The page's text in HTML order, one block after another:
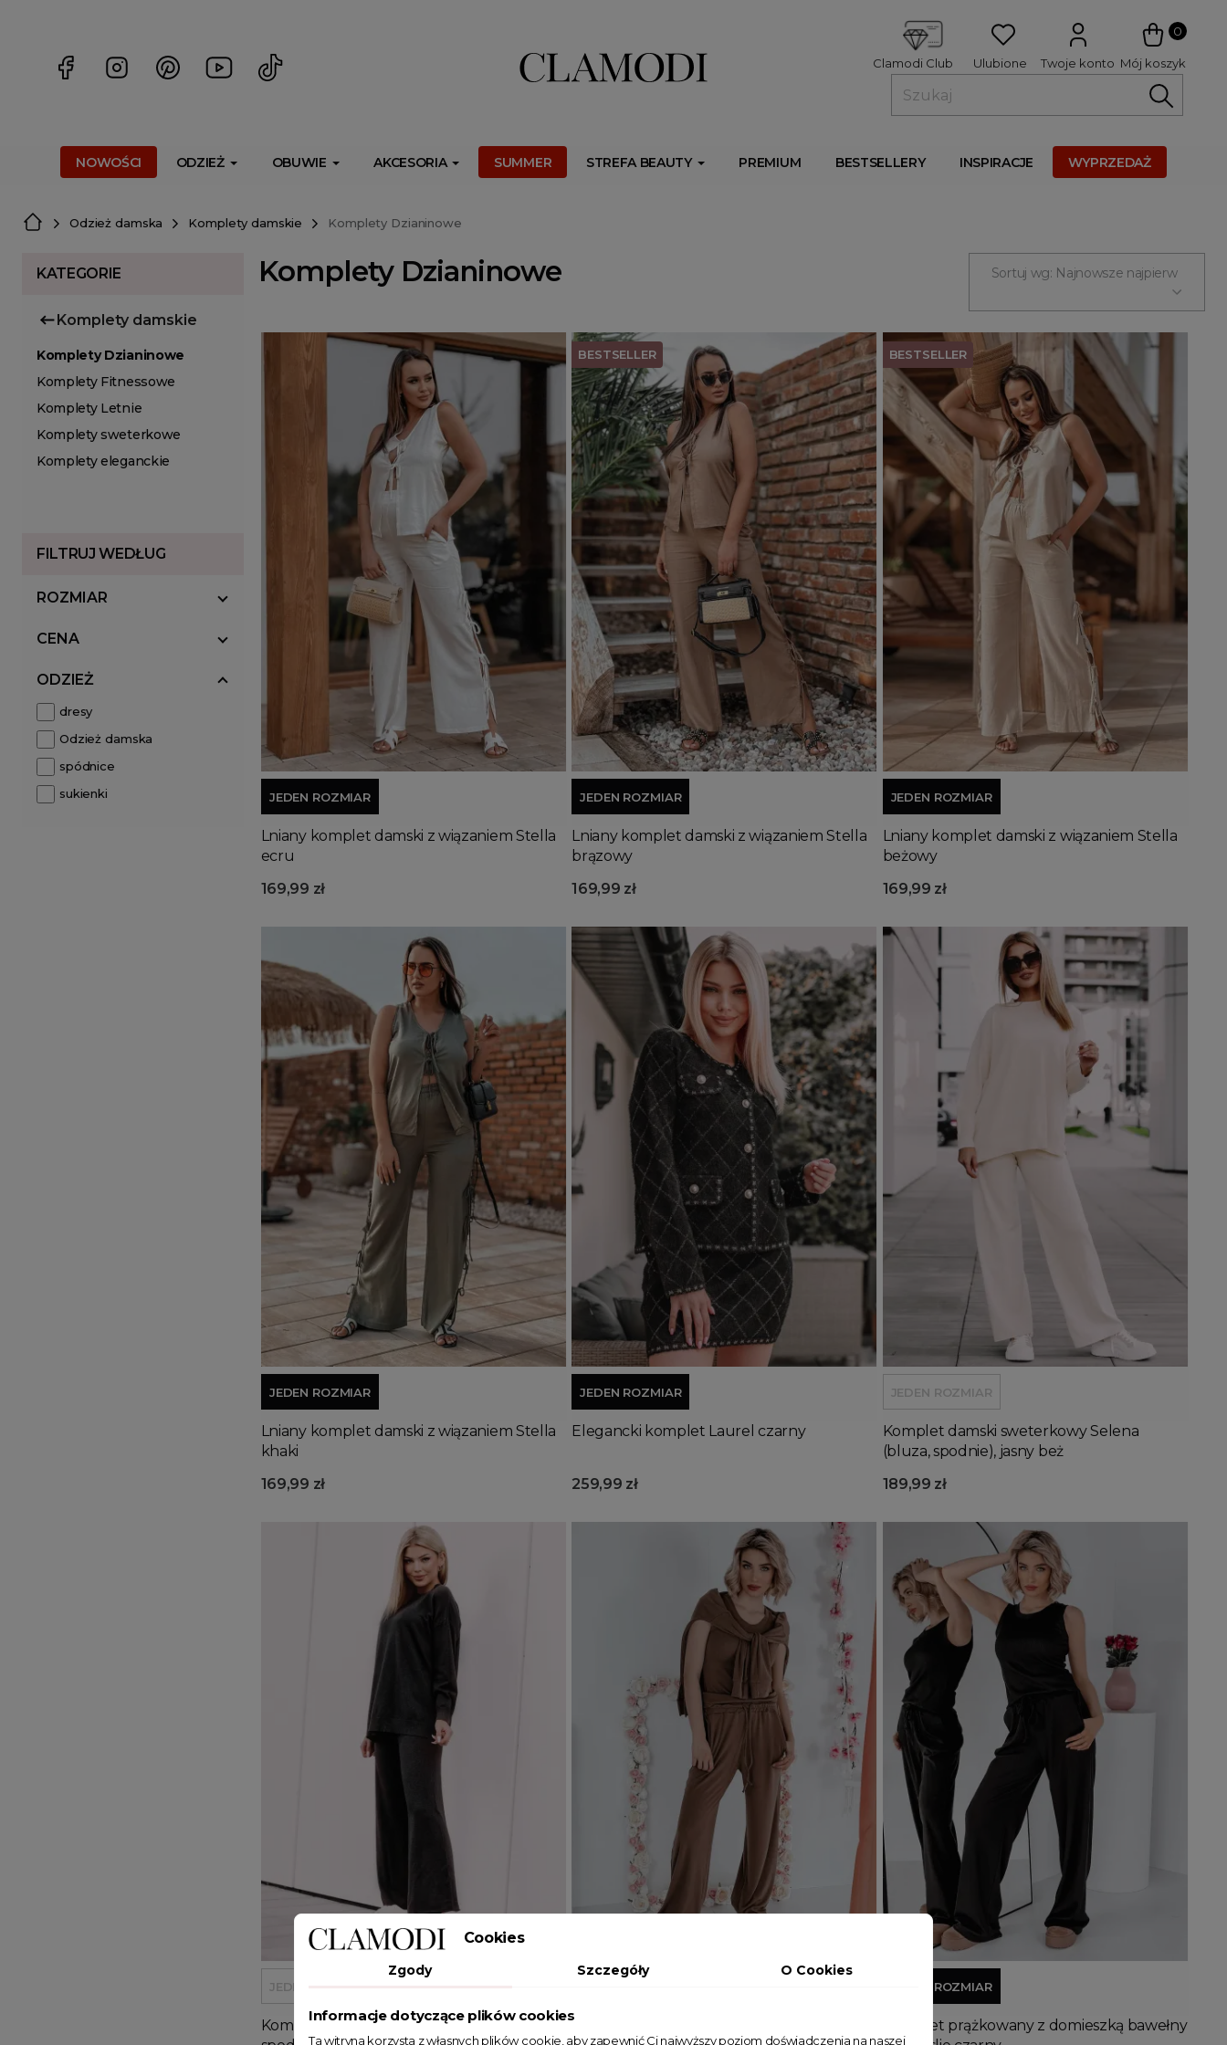
0
Mój koszyk
Twoje konto
Ulubione
Clamodi Club
NOWOŚCI ODZIEŻ OBUWIE AKCESORIA SUMMER STREFA BEAUTY PREMIUM BESTSELLERY INSPIRACJE WYPRZEDAŻ
Odzież damska Komplety damskie Komplety Dzianinowe
KATEGORIE
Komplety damskie
Komplety Dzianinowe
Komplety Fitnessowe
Komplety Letnie
Komplety sweterkowe
Komplety eleganckie
FILTRUJ WEDŁUG
ROZMIAR
CENA
ODZIEŻ
dresy
Odzież damska
spódnice
sukienki
Komplety Dzianinowe Sortuj wg: Najnowsze najpierw
Dodaj do koszyka
JEDEN ROZMIAR
Lniany komplet damski z wiązaniem Stella
ecru
169,99 zł
Dodaj do koszyka
JEDEN ROZMIAR
Lniany komplet damski z wiązaniem Stella
brązowy
169,99 zł
BESTSELLER
JEDEN ROZMIAR
Lniany komplet damski z wiązaniem Stella
beżowy
169,99 zł
BESTSELLER
Dodaj do koszyka
JEDEN ROZMIAR
Lniany komplet damski z wiązaniem Stella
khaki
169,99 zł
Dodaj do koszyka
JEDEN ROZMIAR
Elegancki komplet Laurel czarny
259,99 zł
JEDEN ROZMIAR
Komplet damski sweterkowy Selena
(bluza, spodnie), jasny beż
189,99 zł
JEDEN ROZMIAR
Komplet sweterkowy Selena (bluza,
Dodaj do koszyka
Komplet prążkowany z domieszką bawełny
JEDEN ROZMIAR
Komplet prążkowany z domieszką bawełny
Cookies
Zgody Szczegóły O Cookies
Informacje dotyczące plików cookies
Ta witryna korzysta z własnych plików cookie, aby zapewnić Ci najwyższy poziom doświadczenia na naszej